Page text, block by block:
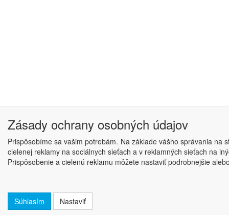
Zásady ochrany osobných údajov
Prispôsobíme sa vašim potrebám. Na základe vášho správania
cielenej reklamy na sociálnych sieťach a v reklamných sieťach na
Prispôsobenie a cielenú reklamu môžete nastaviť podrobnejšie
Súhlasím Nastaviť